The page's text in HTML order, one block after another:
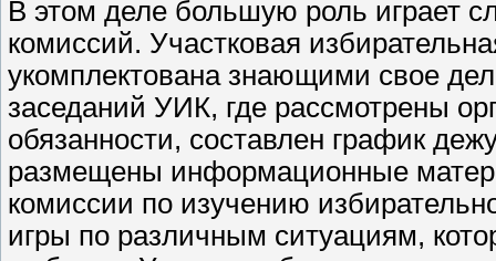
В этом деле большую роль играет
комиссий. Участковая
укомплектована знающими свое
заседаний УИК, где рассмотрены
обязанности, составлен график
размещены информационные
комиссии по изучению
игры по различным ситуациям,